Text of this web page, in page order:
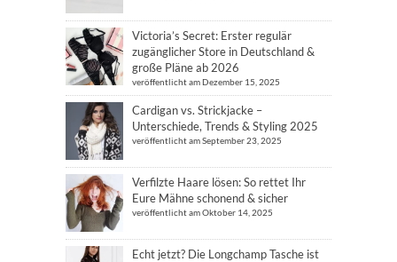
Victoria’s Secret: Erster regulär
zugänglicher Store in Deutschland &
große Pläne ab 2026
veröffentlicht am Dezember 15, 2025
Cardigan vs. Strickjacke –
Unterschiede, Trends & Styling 2025
veröffentlicht am September 23, 2025
Verfilzte Haare lösen: So rettet Ihr
Eure Mähne schonend & sicher
veröffentlicht am Oktober 14, 2025
Echt jetzt? Die Longchamp Tasche ist